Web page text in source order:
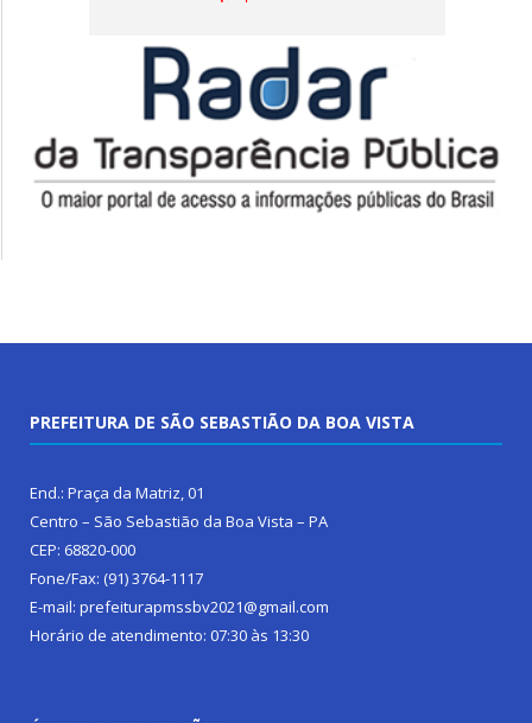
PREFEITURA DE SÃO SEBASTIÃO DA BOA VISTA
End.: Praça da Matriz, 01
Centro – São Sebastião da Boa Vista – PA
CEP: 68820-000
Fone/Fax: (91) 3764-1117
E-mail: prefeiturapmssbv2021@gmail.com
Horário de atendimento: 07:30 às 13:30